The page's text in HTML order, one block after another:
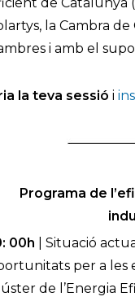
la Cambra
i amb el
la teva sessió i
Programa de
00h | Situació
per a les
de l’Energia